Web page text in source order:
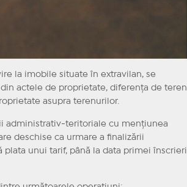
la imobile situate în extravilan, se
actele de proprietate, diferenţa de teren
asupra terenurilor.
administrativ-teritoriale cu menţiunea
deschise ca urmare a finalizării
unui tarif, până la data primei înscrieri